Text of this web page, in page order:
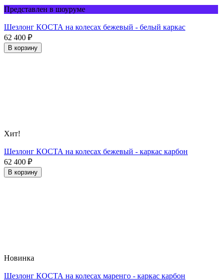
Представлен в шоуруме
Шезлонг КОСТА на колесах бежевый - белый каркас
62 400 ₽
В корзину
Хит!
Шезлонг КОСТА на колесах бежевый - каркас карбон
62 400 ₽
В корзину
Новинка
Шезлонг КОСТА на колесах маренго - каркас карбон